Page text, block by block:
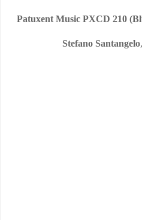
Patuxent Music PXCD 210
Stefano Santangelo